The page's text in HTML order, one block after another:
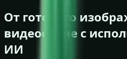
От готового
видеосцене с
ИИ